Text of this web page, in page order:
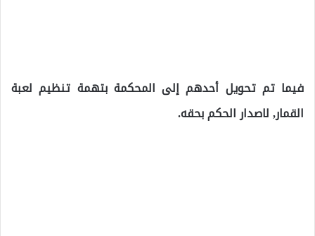
فيما تم تحويل أحدهم إلى المحكمة بتهمة تنظيم لعبة
القمار, لاصدار الحكم بحقه.